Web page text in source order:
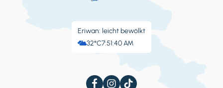
Eriwan: leicht bewölkt
32°C7:51:40 AM